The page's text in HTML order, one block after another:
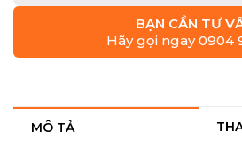
BẠN CẦN TƯ
Hãy gọi ngay 0904
MÔ TẢ